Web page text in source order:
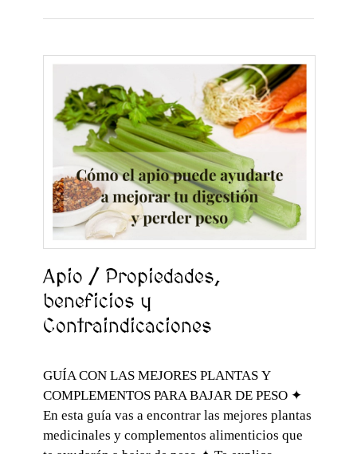
Apio / Propiedades,
beneficios y
Contraindicaciones
GUÍA CON LAS MEJORES PLANTAS Y
COMPLEMENTOS PARA BAJAR DE PESO ✦
En esta guía vas a encontrar las mejores plantas
medicinales y complementos alimenticios que